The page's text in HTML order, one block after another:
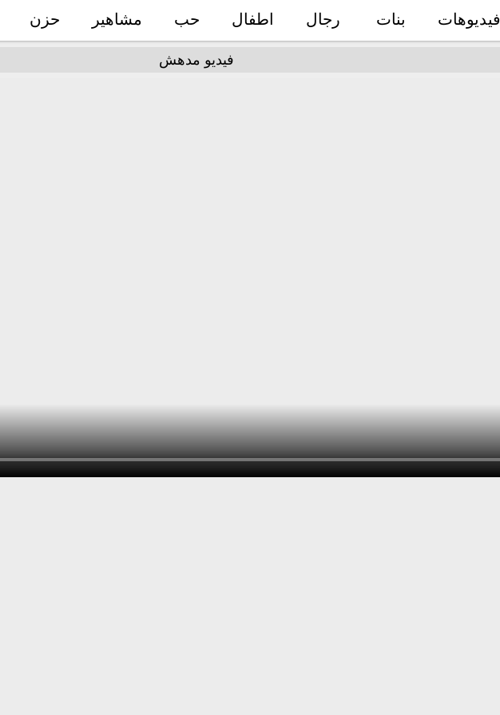
فيديوهات بنات رجال اطفال حب مشاهير حزن
فيديو مدهش